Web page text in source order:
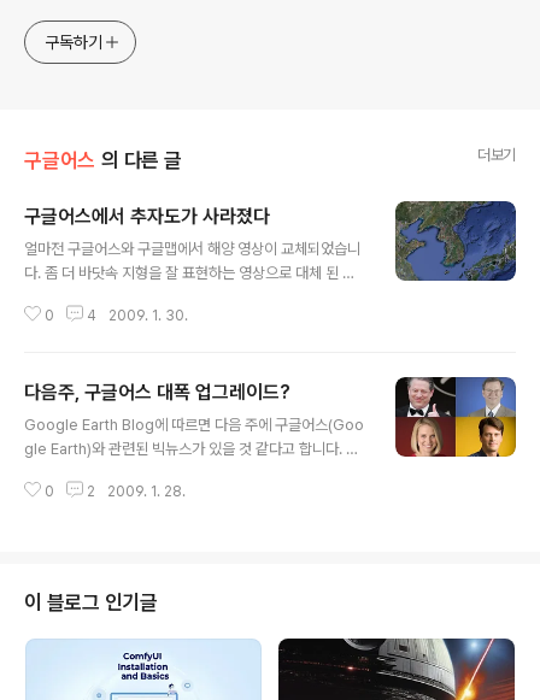
구독하기
구글어스 의 다른 글 더보기
구글어스에서 추자도가 사라졌다
얼마전 구글어스와 구글맵에서 해양 영상이 교체되었습니
다. 좀 더 바닷속 지형을 잘 표현하는 영상으로 대체 된 것
는 우리나라 주변의 바다모습을 캡처한 것입니다. 황해는
(예 : Ogle Earth)이 먼 바다에 있는 섬들이 사라졌다는 글
을 올렸습니다. 그래서, 저도 혹시나 싶어 우리나라 주변을
찾아보던 중, 전라남도와 제주도 중간쯤에 있는 추자도를
되었습니다. 이걸 비교해서 보여드려야 하는데... 하고 고민
0 4 2009. 1. 30.
다음주, 구글어스 대폭 업그레이드?
Google Earth Blog에 따르면 다음 주에 구글어스(Goo
gle Earth)와 관련된 빅뉴스가 있을 것 같다고 합니다. 지
2월 2일에 샌프란시스코에서 "구글어스에 관한 특별한 공
a Mayer), 구글의 구글어스/구글맵 담당 최고책임자인 존
행크(John Hanke) 등이 발표할 예정이라고 하니, 정말
대단한 소식일 것만은 분명한 것 같습니다. 참고로, 지난번
이처럼 유명인사가 참석한 모임은 2006년 6월 구글어스
4.0을 발표했을 때라고 합니다. 그..
0 2 2009. 1. 28.
이 블로그 인기글